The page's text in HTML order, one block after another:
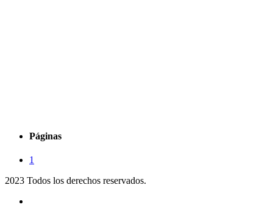
Páginas
1
2023 Todos los derechos reservados.